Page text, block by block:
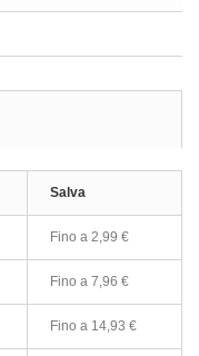
Salva
Fino a 2,99 €
Fino a 7,96 €
Fino a 14,93 €